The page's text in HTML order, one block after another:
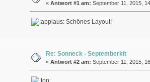
« Antwort #1 am: September 11, 2015,
Schönes Layout!
Re: Sonneck - Septemberkit
« Antwort #2 am: September 11, 2015,